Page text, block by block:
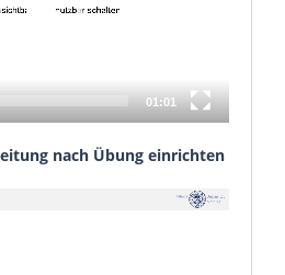
01:01
nach Übung einrichten